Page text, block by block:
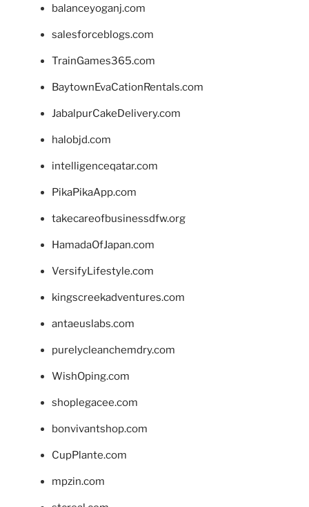
balanceyoganj.com
salesforceblogs.com
TrainGames365.com
BaytownEvaCationRentals.com
JabalpurCakeDelivery.com
halobjd.com
intelligenceqatar.com
PikaPikaApp.com
takecareofbusinessdfw.org
HamadaOfJapan.com
VersifyLifestyle.com
kingscreekadventures.com
antaeuslabs.com
purelycleanchemdry.com
WishOping.com
shoplegacee.com
bonvivantshop.com
CupPlante.com
mpzin.com